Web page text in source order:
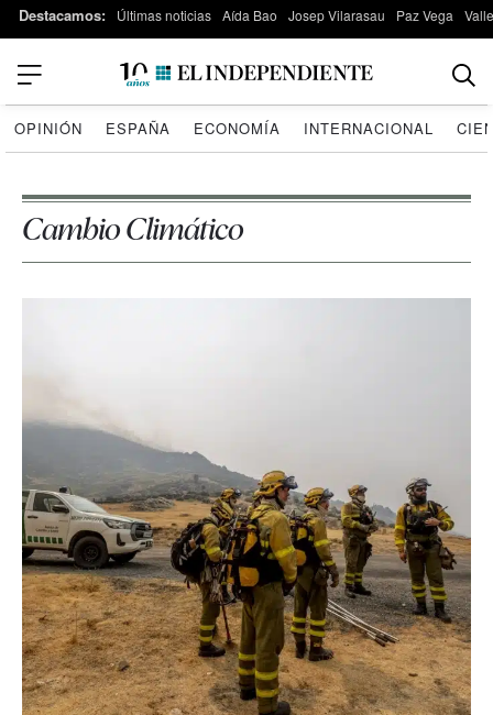
Destacamos: Últimas noticias Aída Bao Josep Vilarasau Paz Vega
OPINIÓN ESPAÑA ECONOMÍA INTERNACIONAL
Cambio Climático